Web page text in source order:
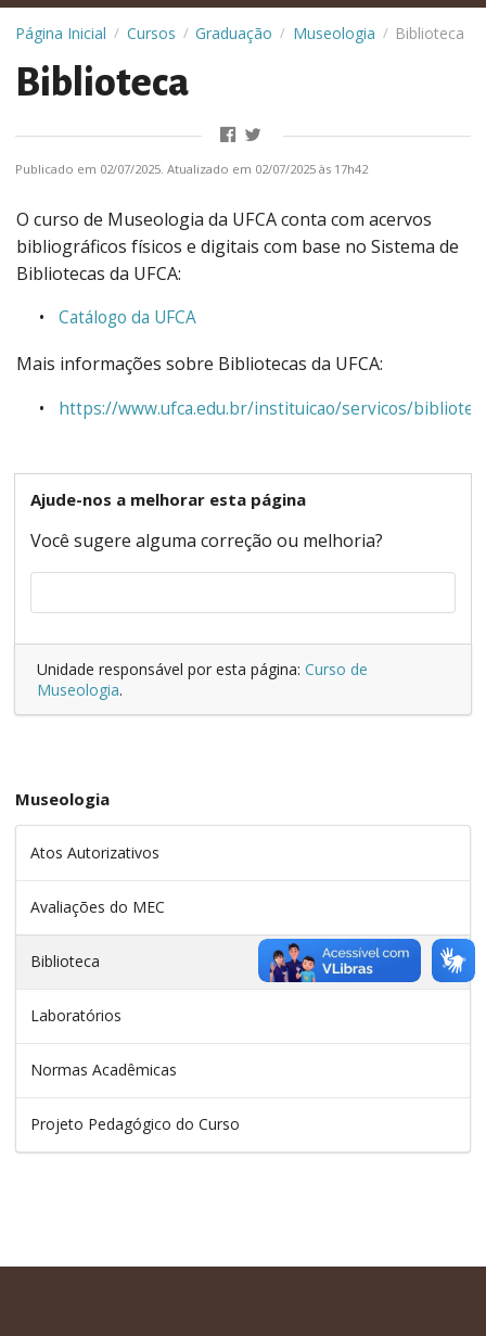
Página Inicial / Cursos / Graduação / Museologia / Biblioteca
Biblioteca
Publicado em 02/07/2025. Atualizado em 02/07/2025 às 17h42
O curso de Museologia da UFCA conta com acervos
bibliográficos físicos e digitais com base no Sistema de
Bibliotecas da UFCA:
Catálogo da UFCA
Mais informações sobre Bibliotecas da UFCA:
https://www.ufca.edu.br/instituicao/servicos/
Ajude-nos a melhorar esta página
Você sugere alguma correção ou melhoria?
Unidade responsável por esta página: Curso de
Museologia.
Museologia
Atos Autorizativos
Avaliações do MEC
Biblioteca
Laboratórios
Normas Acadêmicas
Projeto Pedagógico do Curso